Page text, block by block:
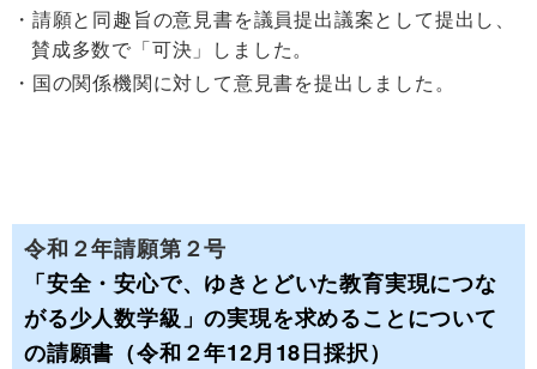
請願と同趣旨の意見書を議員提出議案として提出し、
賛成多数で「可決」しました。
国の関係機関に対して意見書を提出しました。
令和２年請願第２号
「安全・安心で、ゆきとどいた教育実現につな
がる少人数学級」の実現を求めることについて
の請願書（令和２年12月18日採択）